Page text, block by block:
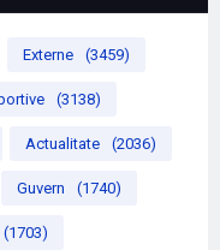
Externe (3459)
(3138)
Actualitate (2036)
Guvern (1740)
(1703)